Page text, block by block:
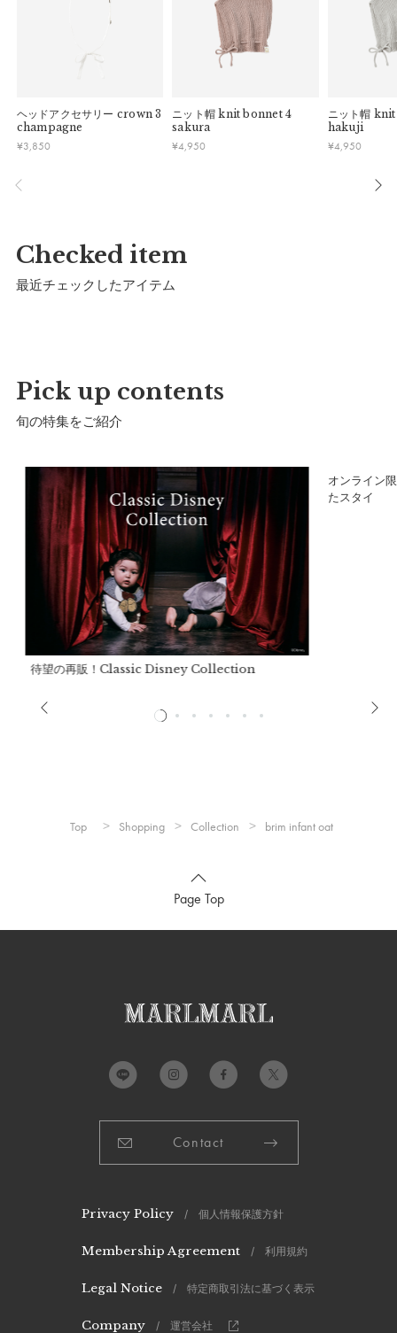
b）頭囲： 〜46cm
c）ツバ長さ：5.5cm
詳細
表生地：ポリエステル82%、綿18%
裏生地： 綿100%
※UVカット率 約95%
※洗濯機不可・手洗いのみ。
※ドライクリーニング不可。
※色移りする事がありますので、淡色のものと分けて洗ってく
ださい。
※アイロンの際は当て布をご使用ください。
※この製品は撥水加工が施されていますが、経年劣化により効
力が弱くなる恐れがあります。
力が弱くなる恐れがあります。
ヘッドアクセサリー crown 3
champagne
¥3,850
ニット帽 knit bonnet 4
sakura
¥4,950
ニット帽
hakuji
¥4,950
Checked item
最近チェックしたアイテム
Pick up contents
旬の特集をご紹介
待望の再販！Classic Disney Collection
オンライン
たスタイ
Top Shopping Collection brim infant oat
Page Top
Contact
Privacy Policy / 個人情報保護方針
Membership Agreement / 利用規約
Legal Notice / 特定商取引法に基づく表示
Company / 運営会社